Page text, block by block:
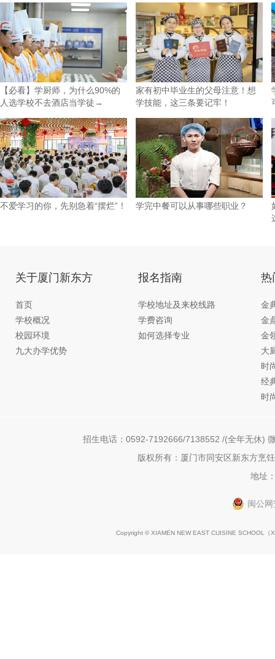
【必看】学厨师，为什么90%的
人选学校不去酒店当学徒→
家有初中毕业生的父母注意！想
学技能，这三条要记牢！
不爱学习的你，先别急着“摆烂”！ 学完中餐可以从事哪些职业？
关于厦门新东方
首页
学校概况
校园环境
九大办学优势
报名指南
学校地址及来校线路
学费咨询
如何选择专业
热
金
金
金
大
时
经
时
招生电话：0592-7192666/7138552 /(全年无休)
版权所有：厦门市同安区新东方烹
地址
闽公
Copyright © XIAMEN NEW EAST CUISINE SCHOOL（